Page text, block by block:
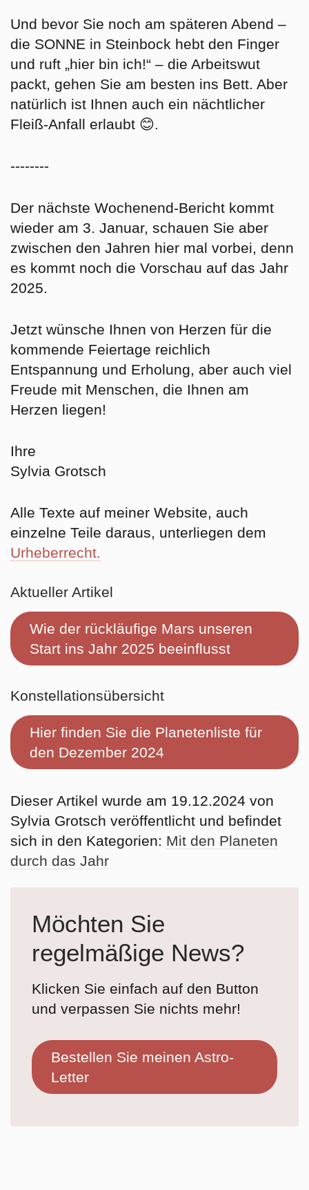
Und bevor Sie noch am späteren Abend –
die SONNE in Steinbock hebt den Finger
und ruft „hier bin ich!“ – die Arbeitswut
packt, gehen Sie am besten ins Bett. Aber
natürlich ist Ihnen auch ein nächtlicher
Fleiß-Anfall erlaubt 😊.
--------
Der nächste Wochenend-Bericht kommt
wieder am 3. Januar, schauen Sie aber
zwischen den Jahren hier mal vorbei, denn
es kommt noch die Vorschau auf das Jahr
2025.
Jetzt wünsche Ihnen von Herzen für die
kommende Feiertage reichlich
Entspannung und Erholung, aber auch viel
Freude mit Menschen, die Ihnen am
Herzen liegen!
Ihre
Sylvia Grotsch
Alle Texte auf meiner Website, auch
einzelne Teile daraus, unterliegen dem
Urheberrecht.
Aktueller Artikel
Wie der rückläufige Mars unseren
Start ins Jahr 2025 beeinflusst
Konstellationsübersicht
Hier finden Sie die Planetenliste für
den Dezember 2024
Dieser Artikel wurde am 19.12.2024 von
Sylvia Grotsch veröffentlicht und befindet
sich in den Kategorien: Mit den Planeten
durch das Jahr
Möchten Sie
regelmäßige News?
Klicken Sie einfach auf den Button
und verpassen Sie nichts mehr!
Bestellen Sie meinen Astro-
Letter